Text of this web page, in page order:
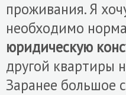
проживания. Я
необходимо
юридическую
другой квартиры
Заранее большое